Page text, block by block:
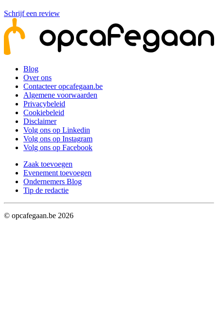
Schrijf een review
Blog
Over ons
Contacteer opcafegaan.be
Algemene voorwaarden
Privacybeleid
Cookiebeleid
Disclaimer
Volg ons op Linkedin
Volg ons op Instagram
Volg ons op Facebook
Zaak toevoegen
Evenement toevoegen
Ondernemers Blog
Tip de redactie
© opcafegaan.be 2026